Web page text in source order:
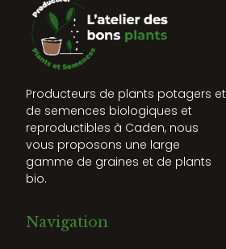
Producteurs de plants potagers et
de semences biologiques et
reproductibles à Caden, nous
vous proposons une large
gamme de graines et de plants
bio.
Navigation